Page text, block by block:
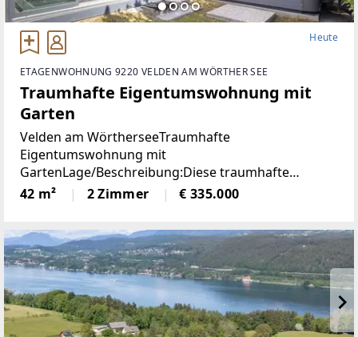
Heute
ETAGENWOHNUNG 9220 VELDEN AM WÖRTHER SEE
Traumhafte Eigentumswohnung mit
Garten
Velden am WörtherseeTraumhafte
Eigentumswohnung mit
GartenLage/Beschreibung:Diese traumhafte
Gartenwohnung liegt nur 800 Meter vom Zentrum
Veldens entfernt und bietet eine perfekte
Dank der westlichen
42 m² 2 Zimmer € 335.000